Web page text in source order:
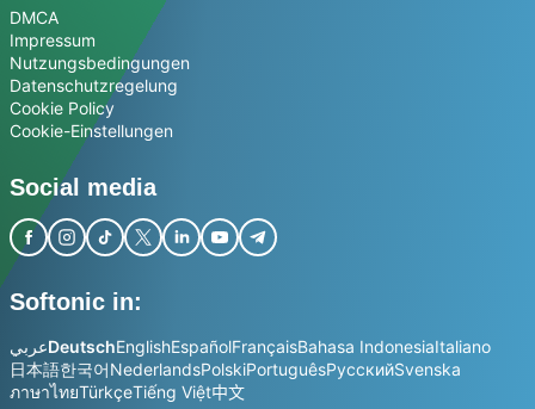
DMCA
Impressum
Nutzungsbedingungen
Datenschutzregelung
Cookie Policy
Cookie-Einstellungen
Social media
Softonic in:
عربيDeutschEnglishEspañolFrançaisBahasa IndonesiaItaliano
日本語한국어NederlandsPolskiPortuguêsРусскийSvenska
ภาษาไทยTürkçeTiếng Việt中文